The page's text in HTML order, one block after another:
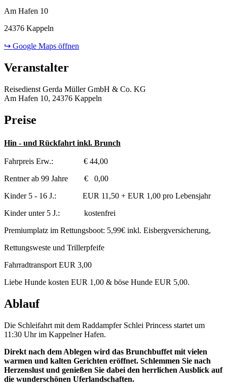
Am Hafen 10
24376 Kappeln
↪ Google Maps öffnen
Veranstalter
Reisedienst Gerda Müller GmbH & Co. KG
Am Hafen 10, 24376 Kappeln
Preise
Hin - und Rückfahrt inkl. Brunch
Fahrpreis Erw.: € 44,00
Rentner ab 99 Jahre € 0,00
Kinder 5 - 16 J.: EUR 11,50 + EUR 1,00 pro Lebensjahr
Kinder unter 5 J.: kostenfrei
Premiumplatz im Rettungsboot: 5,99€ inkl. Eisbergversicherung,
Rettungsweste und Trillerpfeife
Fahrradtransport EUR 3,00
Liebe Hunde kosten EUR 1,00 & böse Hunde EUR 5,00.
Ablauf
Die Schleifahrt mit dem Raddampfer Schlei Princess startet um
11:30 Uhr im Kappelner Hafen.
Direkt nach dem Ablegen wird das Brunchbuffet mit vielen
warmen und kalten Gerichten eröffnet. Schlemmen Sie nach
Herzenslust und genießen Sie dabei den herrlichen Ausblick auf
die wunderschönen Uferlandschaften.